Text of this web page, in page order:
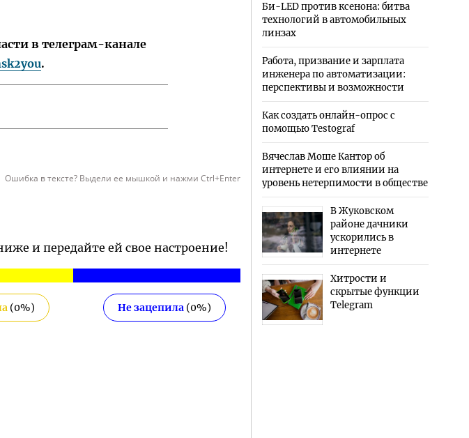
в телеграм-канале
.
Ошибка в тексте? Выдели ее мышкой и нажми Ctrl+Enter
и передайте ей свое настроение!
(0%) Не зацепила (0%)
Би-LED против ксенона: битва
технологий в автомобильных
линзах
Работа, призвание и зарплата
инженера по автоматизации:
перспективы и возможности
Как создать онлайн-опрос с
помощью Testograf
Вячеслав Моше Кантор об
интернете и его влиянии на
уровень нетерпимости в обществе
В Жуковском
районе дачники
ускорились в
интернете
Хитрости и
скрытые функции
Telegram